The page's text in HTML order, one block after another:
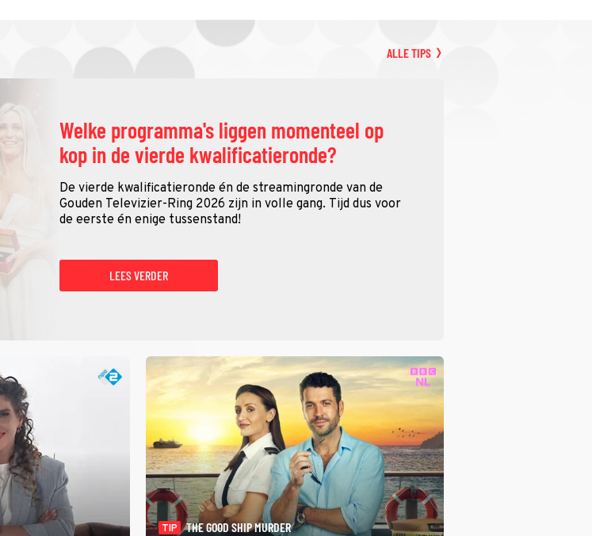
ALLE TIPS
Welke programma's liggen momenteel op
kop in de vierde kwalificatieronde?
De vierde kwalificatieronde én de streamingronde van de
Gouden Televizier-Ring 2026 zijn in volle gang. Tijd dus voor
de eerste én enige tussenstand!
LEES VERDER
TIP
THE GOOD SHIP MURDER